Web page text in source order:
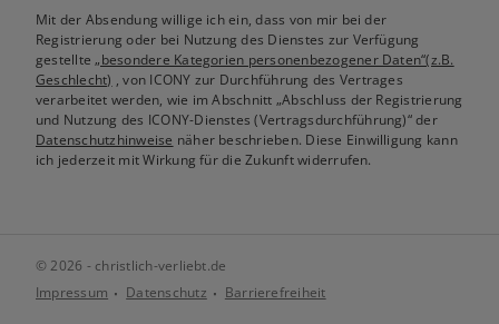
Mit der Absendung willige ich ein, dass von mir bei der
Registrierung oder bei Nutzung des Dienstes zur Verfügung
gestellte„besondere Kategorien personenbezogener Daten“(z.B.
Geschlecht) , von ICONY zur Durchführung des Vertrages
verarbeitet werden, wie im Abschnitt „Abschluss der Registrierung
und Nutzung des ICONY-Dienstes (Vertragsdurchführung)“ der
Datenschutzhinweise näher beschrieben. Diese Einwilligung kann
ich jederzeit mit Wirkung für die Zukunft widerrufen.
© 2026 - christlich-verliebt.de
Impressum
Datenschutz Barrierefreiheit